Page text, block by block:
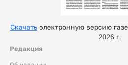
Редакция
Скачатьэлектронную версию
2026 г.